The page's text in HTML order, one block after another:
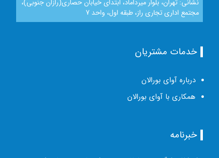
نشانی: تهران، بلوار میرداماد، ابتدای خیابان حصاری(رازان جنوبی)،
مجتمع اداری تجاری راز، طبقه اول، واحد 7
خدمات مشتریان
درباره آوای بورالان
همکاری با آوای بورالان
خبرنامه